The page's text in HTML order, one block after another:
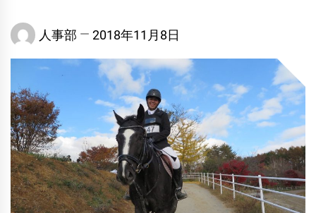
人事部 2018年11月8日